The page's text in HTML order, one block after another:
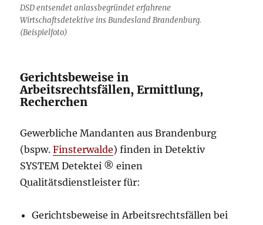
DSD entsendet anlassbegründet erfahrene
Wirtschaftsdetektive ins Bundesland Brandenburg.
(Beispielfoto)
Gerichtsbeweise in
Arbeitsrechtsfällen, Ermittlung,
Recherchen
Gewerbliche Mandanten aus Brandenburg
(bspw.Finsterwalde) finden in Detektiv
SYSTEM Detektei ® einen
Qualitätsdienstleister für:
Gerichtsbeweise in Arbeitsrechtsfällen bei